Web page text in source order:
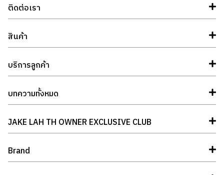
ติดต่อเรา
สินค้า
บริการลูกค้า
บทความทั้งหมด
JAKE LAH TH OWNER EXCLUSIVE CLUB
Brand